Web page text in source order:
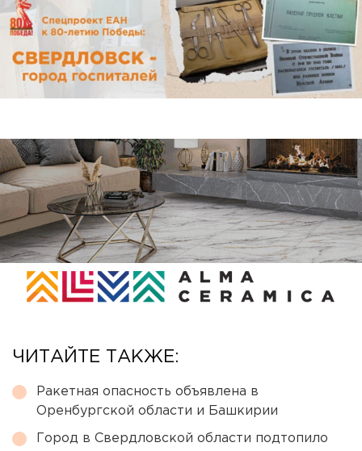
ЧИТАЙТЕ ТАКЖЕ:
Ракетная опасность объявлена в
Оренбургской области и Башкирии
Город в Свердловской области подтопило